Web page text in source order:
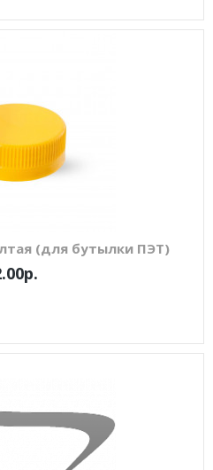
(для бутылки ПЭТ)